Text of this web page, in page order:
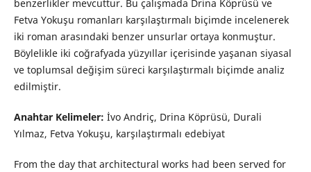
benzerlikler mevcuttur. Bu çalışmada Drina Köprüsü ve
Fetva Yokuşu romanları karşılaştırmalı biçimde incelenerek
iki roman arasındaki benzer unsurlar ortaya konmuştur.
Böylelikle iki coğrafyada yüzyıllar içerisinde yaşanan siyasal
ve toplumsal değişim süreci karşılaştırmalı biçimde analiz
edilmiştir.
Anahtar Kelimeler: İvo Andriç, Drina Köprüsü, Durali
Yılmaz, Fetva Yokuşu, karşılaştırmalı edebiyat
From the day that architectural works had been served for